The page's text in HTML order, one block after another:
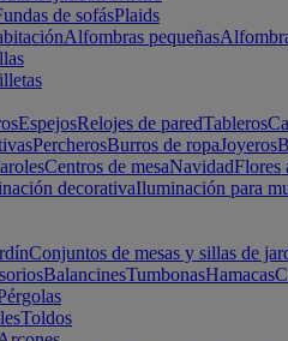
de sofásPlaids
Alfombras pequeñas
EspejosRelojes de paredTableros
PercherosBurros de ropaJoyeros
Centros de mesaNavidadFlores
decorativaIluminación para
Conjuntos de mesas y sillas de
BalancinesTumbonasHamacas
Toldos